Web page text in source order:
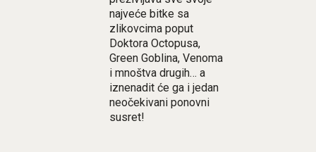
najveće bitke sa
zlikovcima poput
Doktora Octopusa,
Green Goblina, Venoma
i mnoštva drugih… a
iznenadit će ga i jedan
neočekivani ponovni
susret!